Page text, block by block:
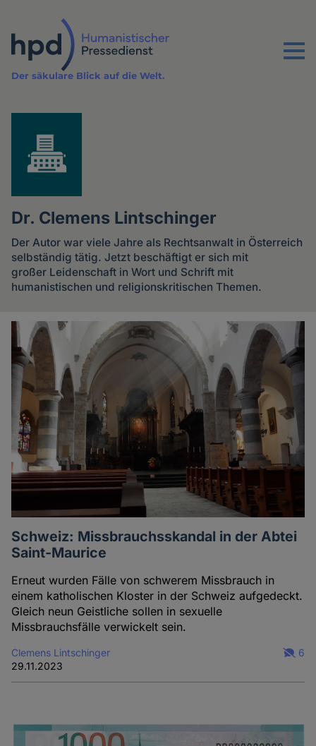
Inhalt
Menu
Der säkulare Blick auf die Welt.
Dr. Clemens Lintschinger
Der Autor war viele Jahre als Rechtsanwalt in Österreich
selbständig tätig. Jetzt beschäftigt er sich mit
großer Leidenschaft in Wort und Schrift mit
humanistischen und religionskritischen Themen.
Artikel
des
Autoren
Schweiz: Missbrauchsskandal in der Abtei
Saint-Maurice
Erneut wurden Fälle von schwerem Missbrauch in
einem katholischen Kloster in der Schweiz aufgedeckt.
Gleich neun Geistliche sollen in sexuelle
Missbrauchsfälle verwickelt sein.
Clemens Lintschinger
29.11.2023
6